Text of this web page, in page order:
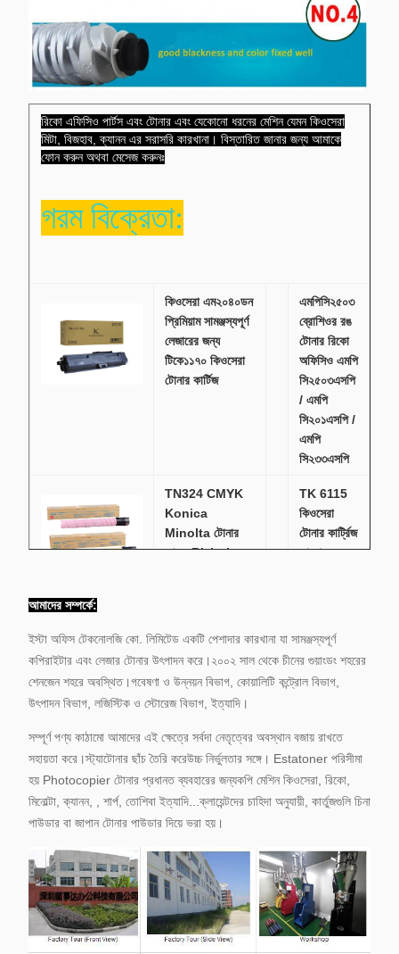
রিকো এফিসিও পার্টস এবং টোনার এবং যেকোনো ধরনের মেশিন যেমন কিওসেরা
মিটা, বিজহাব, ক্যানন এর সরাসরি কারখানা। বিস্তারিত জানার জন্য আমাকে
ফোন করুন অথবা মেসেজ করুনঃ
গরম বিক্রেতা:
কিওসেরা এম২০৪০ডন
প্রিমিয়াম সামঞ্জস্যপূর্ণ
লেজারের জন্য
টিকে১১৭০ কিওসেরা
টোনার কার্টিজ
এমপিসি২৫০৩
ব্রোশিওর রঙ
টোনার রিকো
অফিসিও এমপি
সি২৫০৩এসপি
/ এমপি
সি২০১এসপি /
এমপি
সি২৩৩এসপি
TN324 CMYK
Konica
Minolta টোনার
আসল Bizhub
TK 6115
কিওসেরা
টোনার কার্ট্রিজ
কালো
M4125idn
/ 4132idn
15,000 পৃষ্ঠা
MX 235 AT
কপিয়ার টোনার
কার্ট্রিজ সামঞ্জস্যপূর্ণ
AR5623d কপিয়ার
ফটোকপি
মেশিন টোনার
কালি
EXV40
IR1131F
আমাদের সম্পর্কে:
ইস্টা অফিস টেকনোলজি কো. লিমিটেড একটি পেশাদার কারখানা যা সামঞ্জস্যপূর্ণ
কপিরাইটার এবং লেজার টোনার উৎপাদন করে।২০০২ সাল থেকে চীনের গুয়াংডং শহরের
শেনজেন শহরে অবস্থিত।গবেষণা ও উন্নয়ন বিভাগ, কোয়ালিটি কন্ট্রোল বিভাগ,
উৎপাদন বিভাগ, লজিস্টিক ও স্টোরেজ বিভাগ, ইত্যাদি।
সম্পূর্ণ পণ্য কাঠামো আমাদের এই ক্ষেত্রে সর্বদা নেতৃত্বের অবস্থান বজায় রাখতে
সহায়তা করে।স্ট্যাটোনার ছাঁচ তৈরি করেউচ্চ নির্ভুলতার সঙ্গে। Estatoner পরিসীমা
হয় Photocopier টোনার প্রধানত ব্যবহারের জন্যকপি মেশিন কিওসেরা, রিকো,
মিনোল্টা, ক্যানন, , শার্প, তোশিবা ইত্যাদি...ক্লায়েন্টদের চাহিদা অনুযায়ী, কার্তুজগুলি চিনা
পাউডার বা জাপান টোনার পাউডার দিয়ে ভরা হয়।